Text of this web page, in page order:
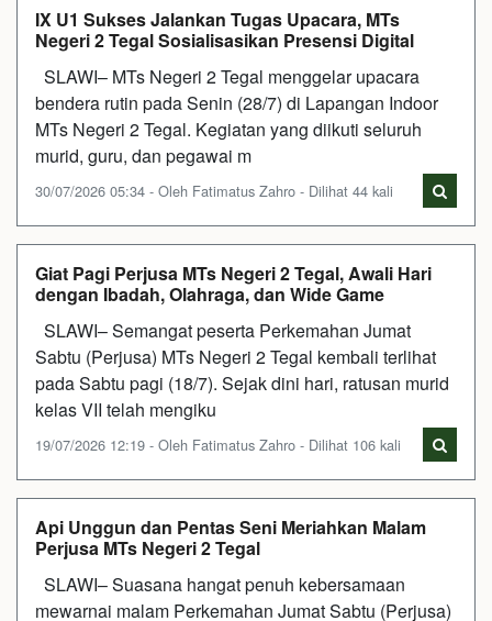
IX U1 Sukses Jalankan Tugas Upacara, MTs
Negeri 2 Tegal Sosialisasikan Presensi Digital
SLAWI– MTs Negeri 2 Tegal menggelar upacara
bendera rutin pada Senin (28/7) di Lapangan Indoor
MTs Negeri 2 Tegal. Kegiatan yang diikuti seluruh
murid, guru, dan pegawai m
30/07/2026 05:34 - Oleh Fatimatus Zahro - Dilihat 44 kali
Giat Pagi Perjusa MTs Negeri 2 Tegal, Awali Hari
dengan Ibadah, Olahraga, dan Wide Game
SLAWI– Semangat peserta Perkemahan Jumat
Sabtu (Perjusa) MTs Negeri 2 Tegal kembali terlihat
pada Sabtu pagi (18/7). Sejak dini hari, ratusan murid
kelas VII telah mengiku
19/07/2026 12:19 - Oleh Fatimatus Zahro - Dilihat 106 kali
Api Unggun dan Pentas Seni Meriahkan Malam
Perjusa MTs Negeri 2 Tegal
SLAWI– Suasana hangat penuh kebersamaan
mewarnai malam Perkemahan Jumat Sabtu (Perjusa)